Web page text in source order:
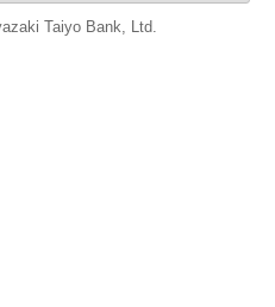
Taiyo Bank, Ltd.